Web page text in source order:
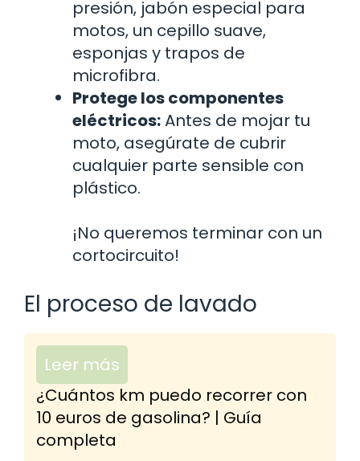
presión, jabón especial para
motos, un cepillo suave,
esponjas y trapos de
microfibra.
Protege los componentes
eléctricos:Antes de mojar tu
moto, asegúrate de cubrir
cualquier parte sensible con
plástico.
¡No queremos terminar con un
cortocircuito!
El proceso de lavado
Leer más
¿Cuántos km puedo recorrer con
10 euros de gasolina? | Guía
completa